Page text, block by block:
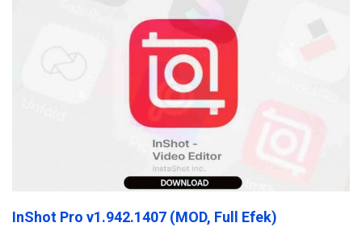
InShot Pro v1.942.1407 (MOD, Full Efek)